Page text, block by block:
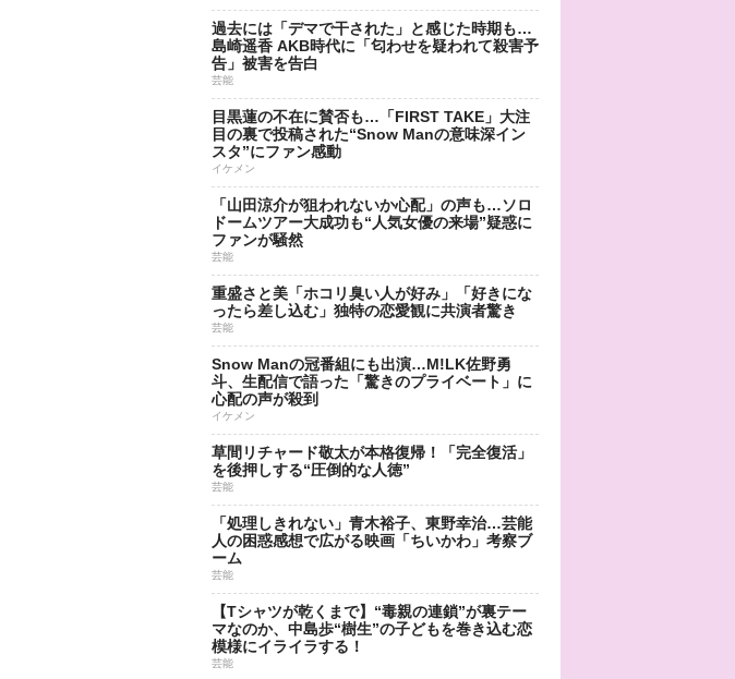
過去には「デマで干された」と感じた時期も…
島崎遥香 AKB時代に「匂わせを疑われて殺害予
告」被害を告白
芸能
目黒蓮の不在に賛否も…「FIRST TAKE」大注
目の裏で投稿された“Snow Manの意味深イン
スタ”にファン感動
イケメン
「山田涼介が狙われないか心配」の声も…ソロ
ドームツアー大成功も“人気女優の来場”疑惑に
ファンが騒然
芸能
重盛さと美「ホコリ臭い人が好み」「好きにな
ったら差し込む」独特の恋愛観に共演者驚き
芸能
Snow Manの冠番組にも出演…M!LK佐野勇
斗、生配信で語った「驚きのプライベート」に
心配の声が殺到
イケメン
草間リチャード敬太が本格復帰！「完全復活」
を後押しする“圧倒的な人徳”
芸能
「処理しきれない」青木裕子、東野幸治…芸能
人の困惑感想で広がる映画「ちいかわ」考察ブ
ーム
芸能
【Tシャツが乾くまで】“毒親の連鎖”が裏テー
マなのか、中島歩“樹生”の子どもを巻き込む恋
模様にイライラする！
芸能